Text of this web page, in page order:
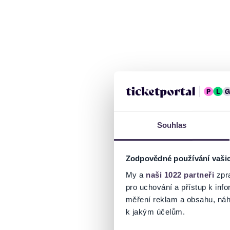
Souhlas
Zodpovědné používání
My a naši 1022 partneři
pro uchování a přístup k
měření reklam a obsahu,
k jakým účelům.